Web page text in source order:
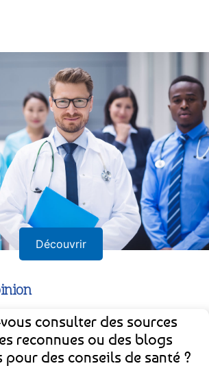
Découvrir
consulter des sources
reconnues ou des blogs
pour des conseils de santé ?